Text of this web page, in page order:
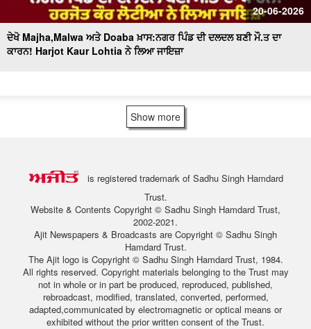
20-06-2026
ਦੇਖੋ Majha,Malwa ਅਤੇ Doaba ਖ਼ਾਸ:ਨਗਰ ਪਿੰਡ ਦੀ ਦਲਦਲ ਬਣੀ ਮੌ.ਤ ਦਾ
ਕਾਰਨ! Harjot Kaur Lohtia ਨੇ ਲਿਆ ਜਾਇਜ਼ਾ
Show more
is registered trademark of Sadhu Singh Hamdard
Trust.
Website & Contents Copyright © Sadhu Singh Hamdard Trust,
2002-2021.
Ajit Newspapers & Broadcasts are Copyright © Sadhu Singh
Hamdard Trust.
The Ajit logo is Copyright © Sadhu Singh Hamdard Trust, 1984.
All rights reserved. Copyright materials belonging to the Trust may
not in whole or in part be produced, reproduced, published,
rebroadcast, modified, translated, converted, performed,
adapted,communicated by electromagnetic or optical means or
exhibited without the prior written consent of the Trust.